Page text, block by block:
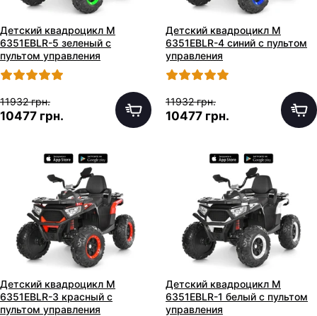
Детский квадроцикл M
6351EBLR-5 зеленый с
пультом управления
11932 грн.
10477 грн.
Детский квадроцикл M
6351EBLR-4 синий с пультом
управления
11932 грн.
10477 грн.
Детский квадроцикл M
6351EBLR-3 красный с
пультом управления
Детский квадроцикл M
6351EBLR-1 белый с пультом
управления